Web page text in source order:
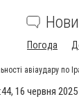
Погода
авіаудару по
16 червня 2025